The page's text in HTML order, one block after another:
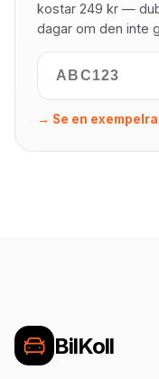
kostar 249 kr —
dagar om den inte
→ Se en
BilKoll